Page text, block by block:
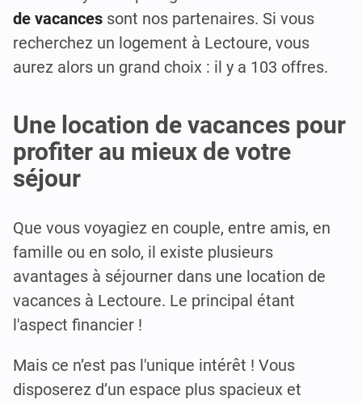
de vacances sont nos partenaires. Si vous
recherchez un logement à Lectoure, vous
aurez alors un grand choix : il y a 103 offres.
Une location de vacances pour
profiter au mieux de votre
séjour
Que vous voyagiez en couple, entre amis, en
famille ou en solo, il existe plusieurs
avantages à séjourner dans une location de
vacances à Lectoure. Le principal étant
l'aspect financier !
Mais ce n’est pas l'unique intérêt ! Vous
disposerez d’un espace plus spacieux et